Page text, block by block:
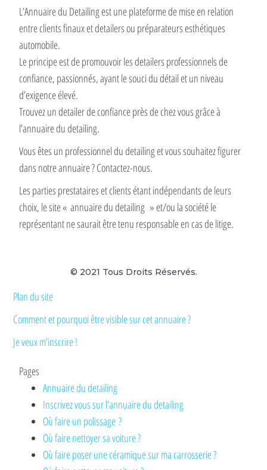
L’Annuaire du Detailing est une plateforme de mise en relation
entre clients finaux et detailers ou préparateurs esthétiques
automobile.
Le principe est de promouvoir les detailers professionnels de
confiance, passionnés, ayant le souci du détail et un niveau
d’exigence élevé.
Trouvez un detailer de confiance près de chez vous grâce à
l’annuaire du detailing.
Vous êtes un professionnel du detailing et vous souhaitez figurer
dans notre annuaire ? Contactez-nous.
Les parties prestataires et clients étant indépendants de leurs
choix, le site « annuaire du detailing » et/ou la société le
représentant ne saurait être tenu responsable en cas de litige.
© 2021 Tous Droits Réservés.
Plan du site
Comment et pourquoi être visible sur cet annuaire ?
Je veux m’inscrire !
Pages
Annuaire du detailing
Inscrivez vous sur l’annuaire du detailing
Où faire un polissage ?
Où faire nettoyer sa voiture ?
Où faire poser une céramique sur ma carrosserie ?